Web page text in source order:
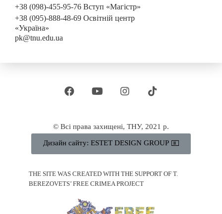
+38 (098)-455-95-76 Вступ «Магістр»
+38 (095)-888-48-69 Освітній центр
«Україна»
pk@tnu.edu.ua
© Всі права захищені, ТНУ, 2021 р.
Дизайн сайту: ESTET DESIGN GROUP
THE SITE WAS CREATED WITH THE SUPPORT OF T.
BEREZOVETS’ FREE CRIMEA PROJECT